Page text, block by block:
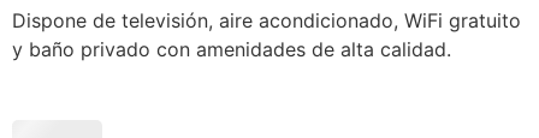
Dispone de televisión, aire acondicionado, WiFi gratuito
y baño privado con amenidades de alta calidad.